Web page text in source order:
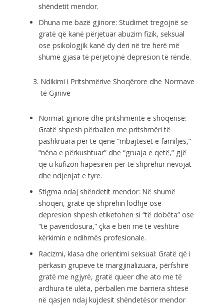
shëndetit mendor.
Dhuna me bazë gjinore: Studimet tregojnë se
gratë që kanë përjetuar abuzim fizik, seksual
ose psikologjik kanë dy deri në tre herë më
shumë gjasa të përjetojnë depresion të rëndë.
Ndikimi i Pritshmërive Shoqërore dhe Normave
të Gjinive
Normat gjinore dhe pritshmëritë e shoqërisë:
Gratë shpesh përballen me pritshmëri të
pashkruara për të qenë “mbajtëset e familjes,”
“nëna e përkushtuar” dhe “gruaja e qetë,” gjë
që u kufizon hapësirën për të shprehur nevojat
dhe ndjenjat e tyre.
Stigma ndaj shëndetit mendor: Në shumë
shoqëri, gratë që shprehin lodhje ose
depresion shpesh etiketohen si “të dobëta” ose
“të pavendosura,” çka e bën më të vështirë
kërkimin e ndihmës profesionale.
Racizmi, klasa dhe orientimi seksual: Gratë që i
përkasin grupeve të margjinalizuara, përfshirë
gratë me ngjyrë, gratë queer dhe ato me të
ardhura të ulëta, përballen me barriera shtesë
në qasjen ndaj kujdesit shëndetësor mendor